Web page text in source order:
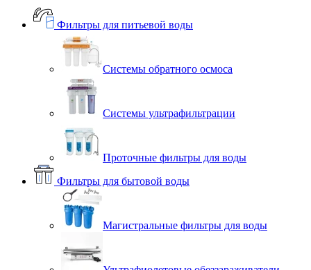
Фильтры для питьевой воды
Системы обратного осмоса
Системы ультрафильтрации
Проточные фильтры для воды
Фильтры для бытовой воды
Магистральные фильтры для воды